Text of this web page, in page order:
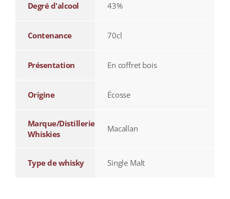
Degré d'alcool 43%
Contenance 70cl
Présentation En coffret bois
Origine Écosse
Marque/Distillerie
Whiskies
Macallan
Type de whisky Single Malt